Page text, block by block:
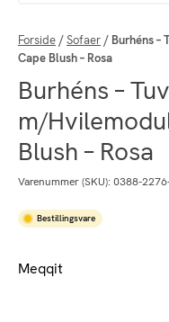
Forside /Sofaer / Burhéns –
Cape Blush – Rosa
Burhéns –
m/
Blush – Rosa
Varenummer (SKU): 0388-
Bestillingsvare
Meqqit